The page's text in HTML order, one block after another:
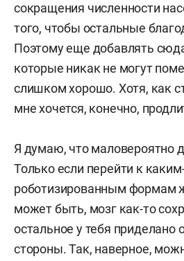
сокращения численности
того, чтобы остальные
Поэтому еще добавлять
которые никак не могут
слишком хорошо. Хотя, как
мне хочется, конечно,
Я думаю, что маловероятно
Только если перейти к
роботизированным формам
может быть, мозг как-то
остальное у тебя приделано
стороны. Так, наверное,